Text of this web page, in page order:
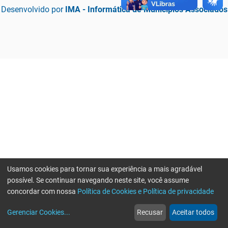
Desenvolvido por IMA - Informática de Municípios Associados
web
Notícias
more_horiz
Mais
Usamos cookies para tornar sua experiência a mais agradável
possível. Se continuar navegando neste site, você assume
concordar com nossa Política de Cookies e Política de privacidade
Gerenciar Cookies... Recusar Aceitar todos
Erro ao enviar informações, por favor tente novamente